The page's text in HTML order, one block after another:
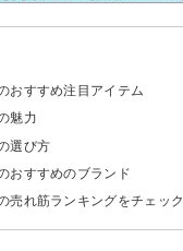
おすすめ注目アイテム
魅力
選び方
おすすめのブランド
売れ筋ランキングをチェック